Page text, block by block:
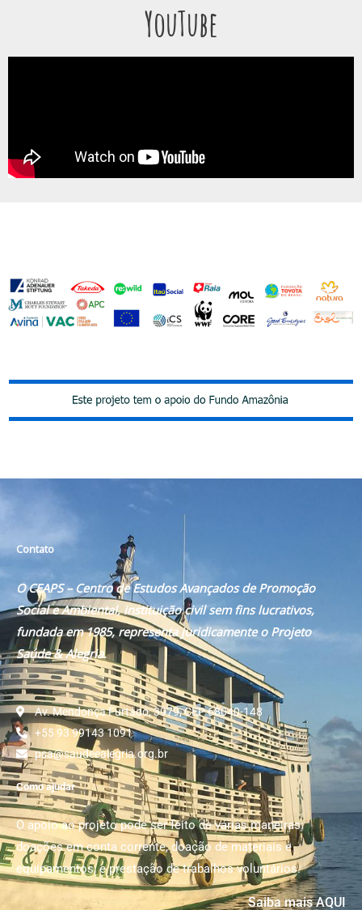
YouTube
Contato
O CEAPS – Centro de Estudos Avançados de Promoção
Social e Ambiental, instituição civil sem fins lucrativos,
fundada em 1985, representa juridicamente o Projeto
Saúde & Alegria.
Av. Mendonça Furtado, 3979, CEP 68040-148
+55 93 99143 1091
psa@saudeealegria.org.br
Como ajudar
O apoio ao projeto pode ser feito de várias maneiras:
doações em conta corrente, doação de materiais e
equipamentos; e prestação de trabalhos voluntários.
Saiba mais AQUI